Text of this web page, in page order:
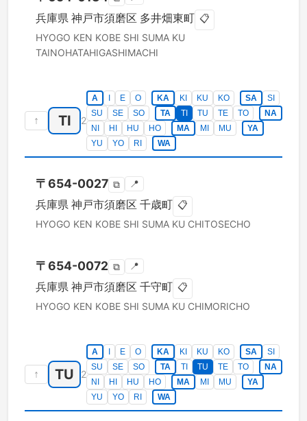
兵庫県 神戸市須磨区 多井畑東町 📋
HYOGO KEN KOBE SHI SUMA KU
TAINOHATAHIGASHIMACHI
↑ TI 2
A E O KA KI KU KO SA
SI
SU
SE SO TA TI TU TE TO
NA
NI
HI HU HO MA MI MU
YA
YU
YO RI WA
〒654-0027 ⧉ 📍
兵庫県 神戸市須磨区 千歳町 📋
HYOGO KEN KOBE SHI SUMA KU CHITOSECHO
〒654-0072 ⧉ 📍
兵庫県 神戸市須磨区 千守町 📋
HYOGO KEN KOBE SHI SUMA KU CHIMORICHO
↑ TU 2
A E O KA KI KU KO SA
SI
SU
SE SO TA TI TU TE TO
NA
NI
HI HU HO MA MI MU
YA
YU
YO RI WA